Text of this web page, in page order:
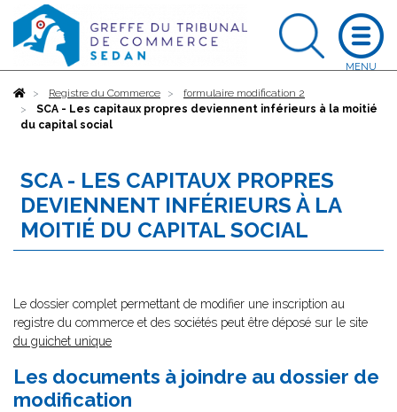
AccueilRegistre du Commerce
formulaire modification 2
SCA - Les capitaux propres deviennent inférieurs à la moitié
du capital social
SCA - LES CAPITAUX PROPRES
DEVIENNENT INFÉRIEURS À LA
MOITIÉ DU CAPITAL SOCIAL
Le dossier complet permettant de modifier une inscription au
registre du commerce et des sociétés peut être déposé sur le site
du guichet unique
Les documents à joindre au dossier de
modification